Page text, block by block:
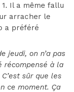
Il a même fallu
arracher le
a préféré
jeudi, on n’a pas
récompensé à la
C’est sûr que les
ce moment. Ça